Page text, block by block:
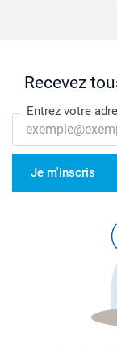
Recevez
Entrez votre
Je m'inscris